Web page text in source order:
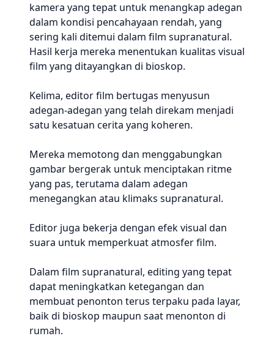
kamera yang tepat untuk menangkap adegan
dalam kondisi pencahayaan rendah, yang
sering kali ditemui dalam film supranatural.
Hasil kerja mereka menentukan kualitas visual
film yang ditayangkan di bioskop.
Kelima, editor film bertugas menyusun
adegan-adegan yang telah direkam menjadi
satu kesatuan cerita yang koheren.
Mereka memotong dan menggabungkan
gambar bergerak untuk menciptakan ritme
yang pas, terutama dalam adegan
menegangkan atau klimaks supranatural.
Editor juga bekerja dengan efek visual dan
suara untuk memperkuat atmosfer film.
Dalam film supranatural, editing yang tepat
dapat meningkatkan ketegangan dan
membuat penonton terus terpaku pada layar,
baik di bioskop maupun saat menonton di
rumah.